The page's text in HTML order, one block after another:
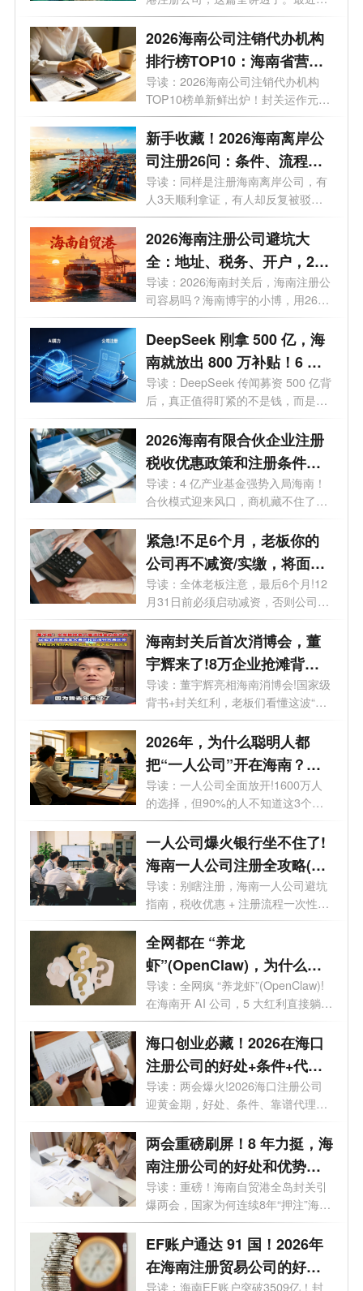
玩法一文说透
有不...
2026海南公司注销代办机构
排行榜TOP10：海南省营业
执照注销哪家好？
导读：2026海南公司注销代办机构
TOP10榜单新鲜出炉！封关运作元
年，企业退出...
新手收藏！2026海南离岸公
司注册26问：条件、流程、
优惠全梳理
导读：同样是注册海南离岸公司，有
人3天顺利拿证，有人却反复被驳
回？今...
2026海南注册公司避坑大
全：地址、税务、开户，26
个问题一次讲透
导读：2026海南封关后，海南注册公
司容易吗？海南博宇的小博，用26个
问题，...
DeepSeek 刚拿 500 亿，海
南就放出 800 万补贴！6 月
20 日起，注册公司能"白
嫖"算力吗？
导读：DeepSeek 传闻募资 500 亿背
后，真正值得盯紧的不是钱，而是海
南悄悄布...
2026海南有限合伙企业注册
税收优惠政策和注册条件有
哪些？一文了解
导读：4 亿产业基金强势入局海南！
合伙模式迎来风口，商机藏不住了。
最近...
紧急!不足6个月，老板你的
公司再不减资/实缴，将面临
标注+罚款!
导读：全体老板注意，最后6个月!12
月31日前必须启动减资，否则公司将
被特别...
海南封关后首次消博会，董
宇辉来了!8万企业抢滩背后
的超级红利，你还在等什
么？
导读：董宇辉亮相海南消博会!国家级
背书+封关红利，老板们看懂这波“财
富...
2026年，为什么聪明人都
把“一人公司”开在海南？答
案扎心了
导读：一人公司全面放开!1600万人
的选择，但90%的人不知道这3个致
命坑。想开...
一人公司爆火银行坐不住了!
海南一人公司注册全攻略(含
优势+流程)
导读：别瞎注册，海南一人公司避坑
指南，税收优惠 + 注册流程一次性说
透。...
全网都在 “养龙
虾”(OpenClaw)，为什么聪
明人都去海南注册 AI 公司？
导读：全网疯 “养龙虾”(OpenClaw)!
在海南开 AI 公司，5 大红利直接躺
赢。最近...
海口创业必藏！2026在海口
注册公司的好处+条件+代
理，全在这
导读：两会爆火!2026海口注册公司
迎黄金期，好处、条件、靠谱代理全
攻略，...
两会重磅刷屏！8 年力挺，海
南注册公司的好处和优势全
解析
导读：重磅！海南自贸港全岛封关引
爆两会，国家为何连续8年“押注”海
南...
EF账户通达 91 国！2026年
在海南注册贸易公司的好
导读：海南EF账户突破3509亿！封